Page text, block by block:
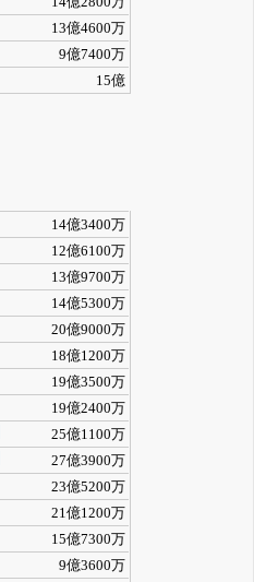
13億4600万
9億7400万
15億
14億3400万
12億6100万
13億9700万
14億5300万
20億9000万
18億1200万
19億3500万
19億2400万
25億1100万
27億3900万
23億5200万
21億1200万
15億7300万
9億3600万